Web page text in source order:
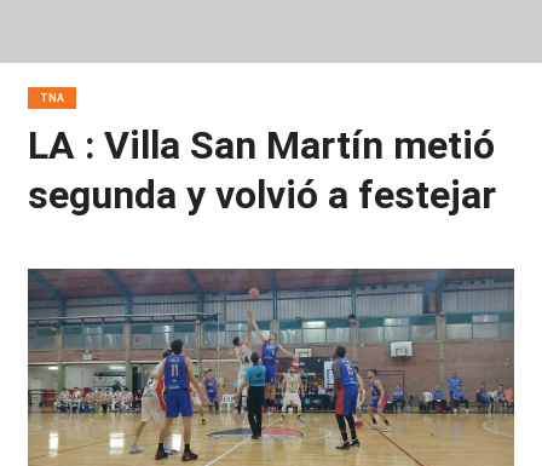
TNA
LA : Villa San Martín metió
segunda y volvió a festejar